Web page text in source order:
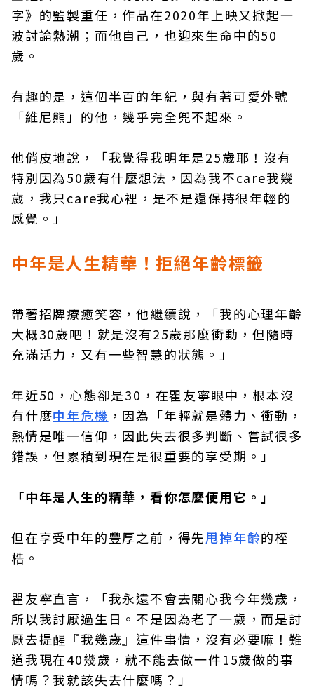
字》的監製重任，作品在2020年上映又掀起一
波討論熱潮；而他自己，也迎來生命中的50
歲。
有趣的是，這個半百的年紀，與有著可愛外號
「維尼熊」的他，幾乎完全兜不起來。
他俏皮地說，「我覺得我明年是25歲耶！沒有
特別因為50歲有什麼想法，因為我不care我幾
歲，我只care我心裡，是不是還保持很年輕的
感覺。」
中年是人生精華！拒絕年齡標籤
帶著招牌療癒笑容，他繼續說，「我的心理年齡
大概30歲吧！就是沒有25歲那麼衝動，但隨時
充滿活力，又有一些智慧的狀態。」
年近50，心態卻是30，在瞿友寧眼中，根本沒
有什麼中年危機 ，因為「年輕就是體力、衝動，
熱情是唯一信仰，因此失去很多判斷、嘗試很多
錯誤，但累積到現在是很重要的享受期。」
「中年是人生的精華，看你怎麼使用它。」
但在享受中年的豐厚之前，得先甩掉年齡的桎
梏。
瞿友寧直言，「我永遠不會去關心我今年幾歲，
所以我討厭過生日。不是因為老了一歲，而是討
厭去提醒『我幾歲』這件事情，沒有必要嘛！難
道我現在40幾歲，就不能去做一件15歲做的事
情嗎？我就該失去什麼嗎？」